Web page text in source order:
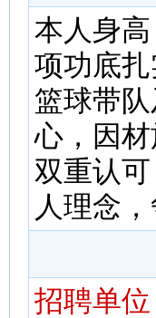
本人身
项功底
篮球带
心，因
双重认
人理念
招聘单